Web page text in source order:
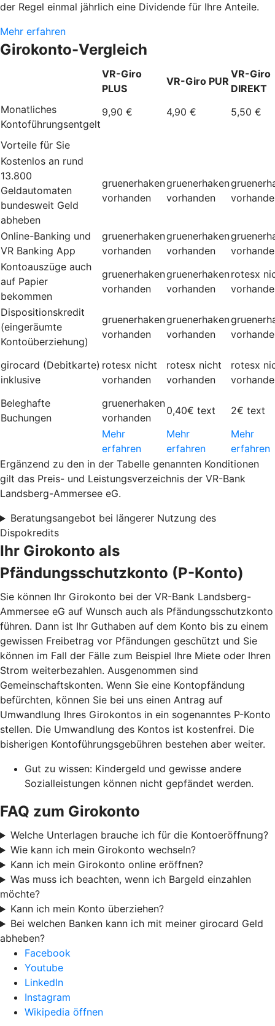
der Regel einmal jährlich eine Dividende für Ihre Anteile.
Mehr erfahren
Girokonto-Vergleich
VR-Giro
PLUS
VR-Giro PUR
VR-Giro
DIREKT
Monatliches
Kontoführungsentgelt
9,90 € 4,90 € 5,50 €
Vorteile für Sie
Kostenlos an rund
13.800
Geldautomaten
bundesweit Geld
abheben
gruenerhaken
vorhanden
gruenerhaken
vorhanden
Online-Banking und
VR Banking App
gruenerhaken
vorhanden
gruenerhaken
vorhanden
Kontoauszüge auch
auf Papier
bekommen
gruenerhaken
vorhanden
gruenerhaken
vorhanden
rotesx
Dispositionskredit
(eingeräumte
Kontoüberziehung)
gruenerhaken
vorhanden
gruenerhaken
vorhanden
girocard (Debitkarte)
inklusive
rotesx nicht
vorhanden
rotesx nicht
vorhanden
rotesx
Beleghafte
Buchungen
gruenerhaken
vorhanden
0,40€ text 2€ text
Mehr
erfahren
Mehr
erfahren
Mehr
erfahren
Ergänzend zu den in der Tabelle genannten Konditionen
gilt das Preis- und Leistungsverzeichnis der VR-Bank
Landsberg-Ammersee eG.
Beratungsangebot bei längerer Nutzung des
Dispokredits
Ihr Girokonto als
Pfändungsschutzkonto (P-Konto)
Sie können Ihr Girokonto bei der VR-Bank Landsberg-
Ammersee eG auf Wunsch auch als Pfändungsschutzkonto
führen. Dann ist Ihr Guthaben auf dem Konto bis zu einem
gewissen Freibetrag vor Pfändungen geschützt und Sie
können im Fall der Fälle zum Beispiel Ihre Miete oder Ihren
Strom weiterbezahlen. Ausgenommen sind
Gemeinschaftskonten. Wenn Sie eine Kontopfändung
befürchten, können Sie bei uns einen Antrag auf
Umwandlung Ihres Girokontos in ein sogenanntes P-Konto
stellen. Die Umwandlung des Kontos ist kostenfrei. Die
bisherigen Kontoführungsgebühren bestehen aber weiter.
Gut zu wissen: Kindergeld und gewisse andere
Sozialleistungen können nicht gepfändet werden.
FAQ zum Girokonto
Welche Unterlagen brauche ich für die Kontoeröffnung?
Wie kann ich mein Girokonto wechseln?
Kann ich mein Girokonto online eröffnen?
Was muss ich beachten, wenn ich Bargeld einzahlen
möchte?
Kann ich mein Konto überziehen?
Bei welchen Banken kann ich mit meiner girocard Geld
abheben?
Facebook
Youtube
LinkedIn
Instagram
Wikipedia öffnen